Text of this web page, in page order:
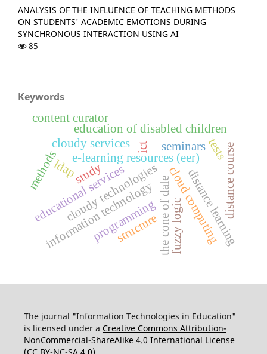
ANALYSIS OF THE INFLUENCE OF TEACHING METHODS
ON STUDENTS' ACADEMIC EMOTIONS DURING
SYNCHRONOUS INTERACTION USING AI
85
Keywords
seminars
e-learning resources (eer)
the cone of dale
information technologycloud computing
cloudy technologies
cloudy services
distance learning
education of disabled children
educational services
programming
study
content curator
methods distance course
fuzzy logic
ldap
structure
tests
ict
The journal "Information Technologies in Education"
is licensed under a Creative Commons Attribution-
NonCommercial-ShareAlike 4.0 International License